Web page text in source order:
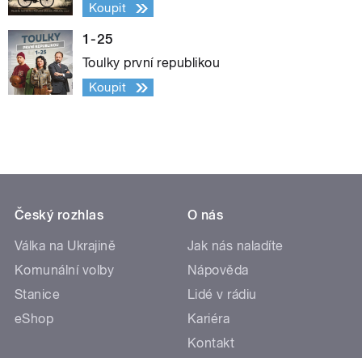
Koupit
1-25
Toulky první republikou
Koupit
Český rozhlas
Válka na Ukrajině
Komunální volby
Stanice
eShop
O nás
Jak nás naladíte
Nápověda
Lidé v rádiu
Kariéra
Kontakt